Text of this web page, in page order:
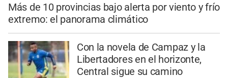
Más de 10 provincias bajo alerta por viento y frío
extremo: el panorama climático
Con la novela de Campaz y la
Libertadores en el horizonte,
Central sigue su camino